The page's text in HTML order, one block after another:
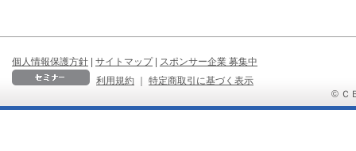
個人情報保護方針 | サイトマップ | スポンサー企業 募集中
利用規約
｜
特定商取引に基づく表示
© Ｃ